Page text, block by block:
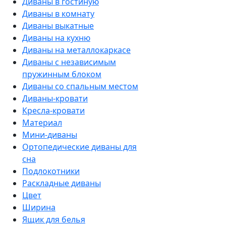
Диваны в комнату
Диваны выкатные
Диваны на кухню
Диваны на металлокаркасе
Диваны с независимым
пружинным блоком
Диваны со спальным местом
Диваны-кровати
Кресла-кровати
Материал
Мини-диваны
Ортопедические диваны для
сна
Подлокотники
Раскладные диваны
Цвет
Ширина
Ящик для белья